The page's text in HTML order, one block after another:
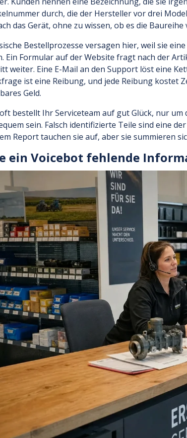
durch, die der Hersteller vor drei
das Gerät, ohne zu wissen, ob es die Baureihe
Bestellprozesse versagen hier, weil sie
Ein Formular auf der Website fragt nach der
weiter. Eine E-Mail an den Support löst eine
ist eine Reibung, und jede Reibung kostet
Geld.
bestellt Ihr Serviceteam auf gut Glück, nur
sein. Falsch identifizierte Teile sind eine
Report tauchen sie auf, aber sie summieren
ein Voicebot fehlende